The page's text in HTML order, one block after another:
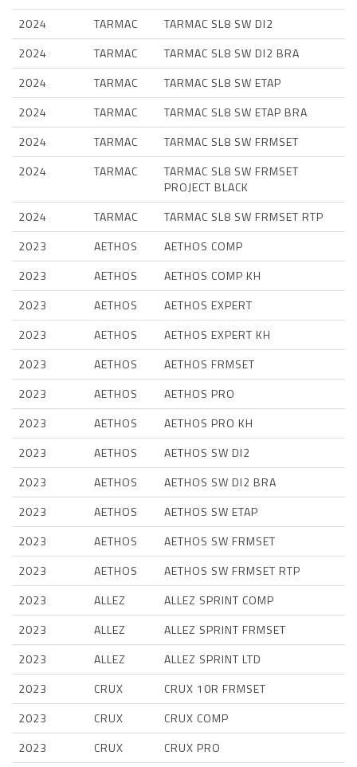
2024
TARMAC
TARMAC SL8 SW DI2
2024
TARMAC
TARMAC SL8 SW DI2 BRA
2024
TARMAC
TARMAC SL8 SW ETAP
2024
TARMAC
TARMAC SL8 SW ETAP BRA
2024
TARMAC
TARMAC SL8 SW FRMSET
2024
TARMAC
TARMAC SL8 SW FRMSET
PROJECT BLACK
2024
TARMAC
TARMAC SL8 SW FRMSET RTP
2023
AETHOS
AETHOS COMP
2023
AETHOS
AETHOS COMP KH
2023
AETHOS
AETHOS EXPERT
2023
AETHOS
AETHOS EXPERT KH
2023
AETHOS
AETHOS FRMSET
2023
AETHOS
AETHOS PRO
2023
AETHOS
AETHOS PRO KH
2023
AETHOS
AETHOS SW DI2
2023
AETHOS
AETHOS SW DI2 BRA
2023
AETHOS
AETHOS SW ETAP
2023
AETHOS
AETHOS SW FRMSET
2023
AETHOS
AETHOS SW FRMSET RTP
2023
ALLEZ
ALLEZ SPRINT COMP
2023
ALLEZ
ALLEZ SPRINT FRMSET
2023
ALLEZ
ALLEZ SPRINT LTD
2023
CRUX
CRUX 10R FRMSET
2023
CRUX
CRUX COMP
2023
CRUX
CRUX PRO